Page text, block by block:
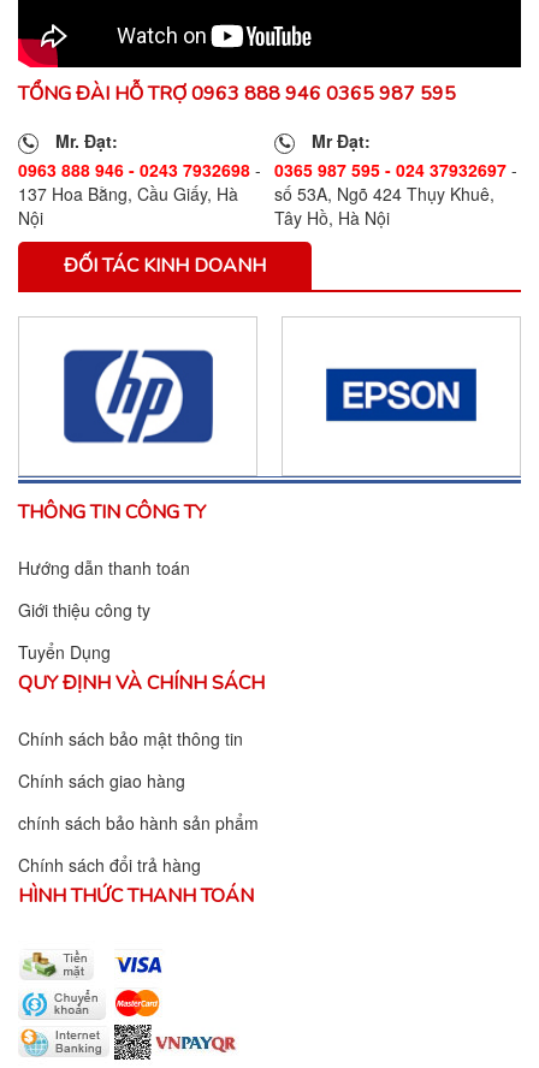
TỔNG ĐÀI HỖ TRỢ 0963 888 946 0365 987 595
Mr. Đạt:
0963 888 946 - 0243 7932698 -
137 Hoa Bằng, Cầu Giấy, Hà
Nội
Mr Đạt:
0365 987 595 - 024 37932697 -
số 53A, Ngõ 424 Thụy Khuê,
Tây Hồ, Hà Nội
ĐỐI TÁC KINH DOANH
THÔNG TIN CÔNG TY
Hướng dẫn thanh toán
Giới thiệu công ty
Tuyển Dụng
QUY ĐỊNH VÀ CHÍNH SÁCH
Chính sách bảo mật thông tin
Chính sách giao hàng
chính sách bảo hành sản phẩm
Chính sách đổi trả hàng
HÌNH THỨC THANH TOÁN